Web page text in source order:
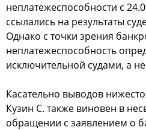
неплатежеспособности с
ссылались на результаты
Однако с точки зрения
неплатежеспособность
исключительной судами, а
Касательно выводов
Кузин С. также виновен в
обращении с заявлением о